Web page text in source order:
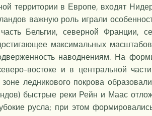
территории в Европе, входят
важную роль играли
Бельгии, северной Франции,
максимальных
наводнениям. На
востоке и в центральной
ледникового покрова
быстрые реки Рейн и Маас
русла; при этом